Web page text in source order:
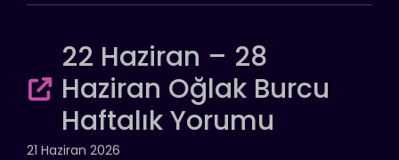
22 Haziran – 28
Haziran Oğlak Burcu
Haftalık Yorumu
21 Haziran 2026